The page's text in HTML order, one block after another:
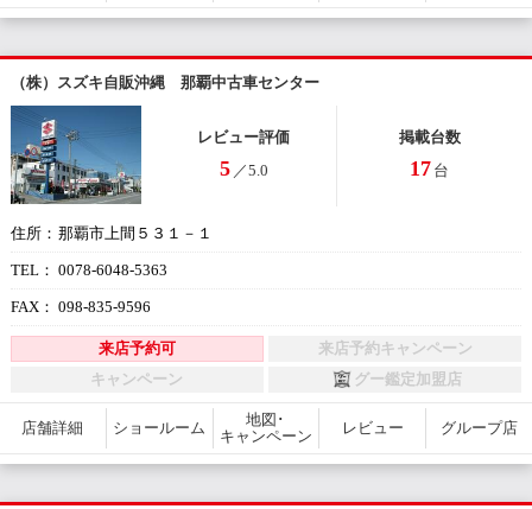
（株）スズキ自販沖縄 那覇中古車センター
住所： 那覇市上間５３１－１
TEL： 0078-6048-5363
FAX： 098-835-9596
レビュー評価
5 ／5.0
掲載台数
17 台
来店予約可
来店予約キャンペーン
キャンペーン
グー鑑定加盟店
店舗詳細 ショールーム
地図･
キャンペーン
レビュー グループ店